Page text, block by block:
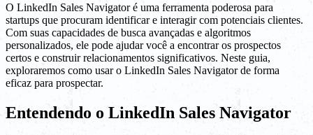
O LinkedIn Sales Navigator é uma ferramenta poderosa para
startups que procuram identificar e interagir com potenciais clientes.
Com suas capacidades de busca avançadas e algoritmos
personalizados, ele pode ajudar você a encontrar os prospectos
certos e construir relacionamentos significativos. Neste guia,
exploraremos como usar o LinkedIn Sales Navigator de forma
eficaz para prospectar.
Entendendo o LinkedIn Sales Navigator